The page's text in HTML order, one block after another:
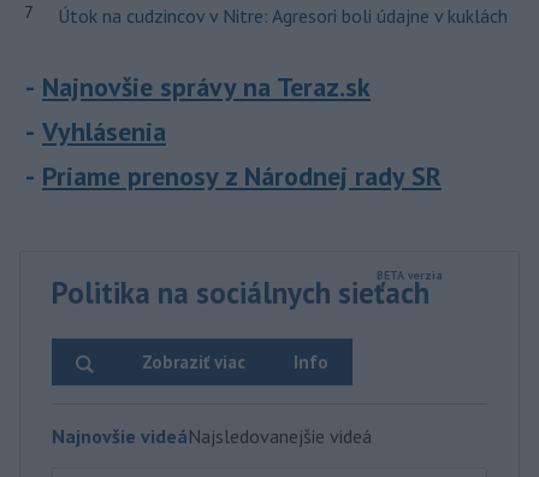
7 Útok na cudzincov v Nitre: Agresori boli údajne v kuklách
Najnovšie správy na Teraz.sk
Vyhlásenia
Priame prenosy z Národnej rady SR
Politika na sociálnych sieťach
Info
Zobraziť viac
Najnovšie videáNajsledovanejšie videá